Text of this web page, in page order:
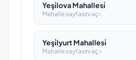
Yeşi̇lova Mahallesi̇
Mahalle sayfasını aç ›
Yeşi̇lyurt Mahallesi̇
Mahalle sayfasını aç ›